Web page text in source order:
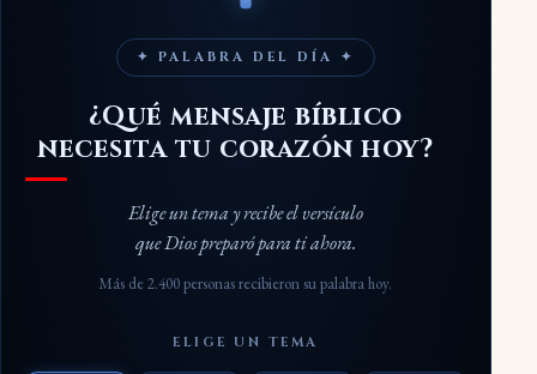
✦ PALABRA DEL DÍA ✦
¿Qué mensaje bíblico
necesita tu corazón hoy?
Elige un tema y recibe el versículo
que Dios preparó para ti ahora.
Más de 2.400 personas recibieron su palabra hoy.
ELIGE UN TEMA